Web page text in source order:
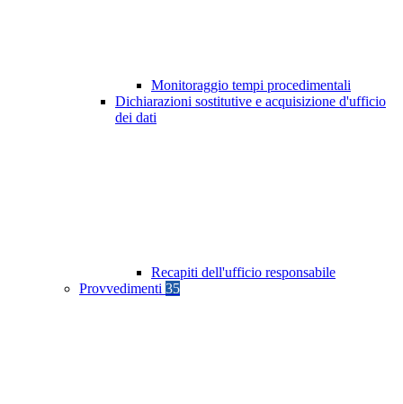
Monitoraggio tempi procedimentali
Dichiarazioni sostitutive e acquisizione d'ufficio
dei dati
Recapiti dell'ufficio responsabile
Provvedimenti 35